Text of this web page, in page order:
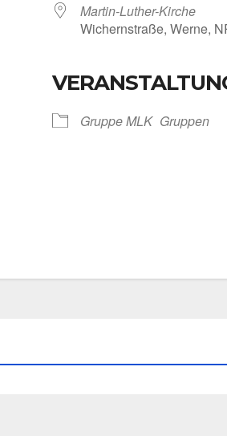
Martin-Luther-Kirche
Wichern­stra­ße, Wer­ne,
Grup­pe MLK Grup­pen